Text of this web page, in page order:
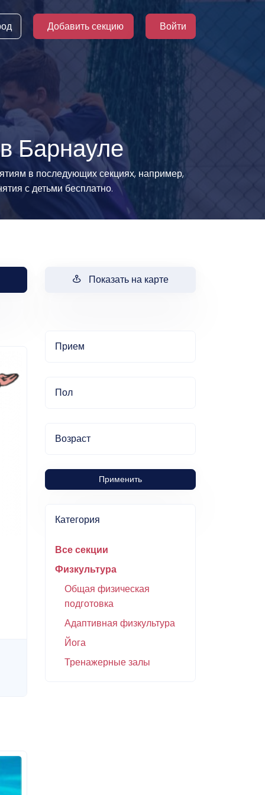
Добавить секцию Войти
Барнауле
в последующих секциях, например,
с детьми бесплатно.
Показать на карте
Прием
Пол
Возраст
Применить
Категория
Все секции
Физкультура
Общая физическая
подготовка
Адаптивная физкультура
Йога
Тренажерные залы